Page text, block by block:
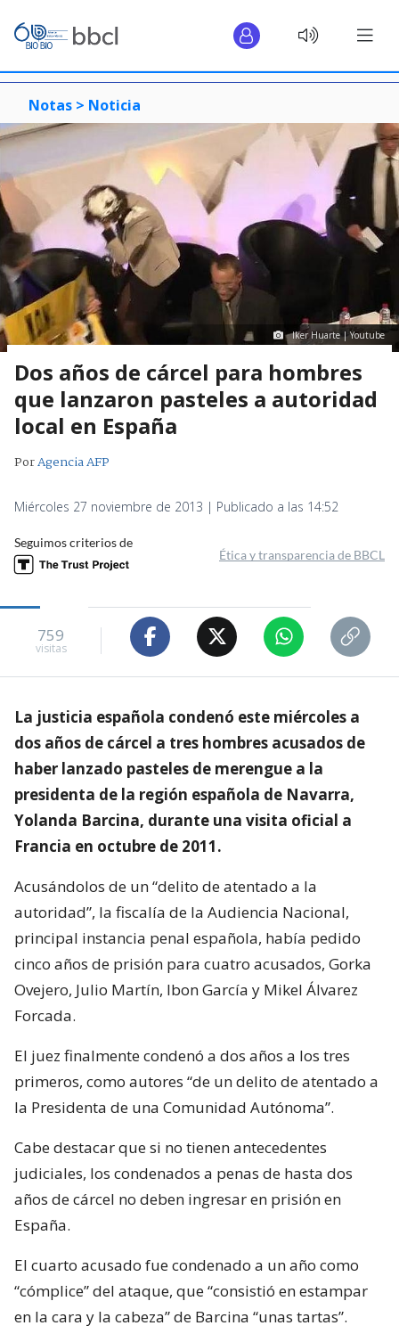
Notas > Noticia
Iker Huarte | Youtube
Dos años de cárcel para hombres
que lanzaron pasteles a autoridad
local en España
PorAgencia AFP
Miércoles 27 noviembre de 2013 | Publicado a las 14:52
Seguimos criterios de
Ética y transparencia de BBCL
759
visitas
La justicia española condenó este miércoles a
dos años de cárcel a tres hombres acusados de
haber lanzado pasteles de merengue a la
presidenta de la región española de Navarra,
Yolanda Barcina, durante una visita oficial a
Francia en octubre de 2011.
Acusándolos de un “delito de atentado a la
autoridad”, la fiscalía de la Audiencia Nacional,
principal instancia penal española, había pedido
cinco años de prisión para cuatro acusados, Gorka
Ovejero, Julio Martín, Ibon García y Mikel Álvarez
Forcada.
El juez finalmente condenó a dos años a los tres
primeros, como autores “de un delito de atentado a
la Presidenta de una Comunidad Autónoma”.
Cabe destacar que si no tienen antecedentes
judiciales, los condenados a penas de hasta dos
años de cárcel no deben ingresar en prisión en
España.
El cuarto acusado fue condenado a un año como
“cómplice” del ataque, que “consistió en estampar
en la cara y la cabeza” de Barcina “unas tartas”.